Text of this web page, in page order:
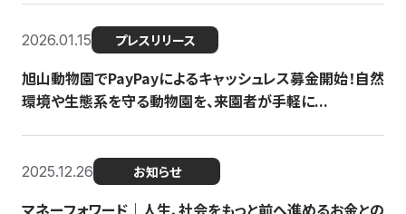
2026.01.15 プレスリリース
旭山動物園でPayPayによるキャッシュレス募金開始！自然
環境や生態系を守る動物園を、来園者が手軽に...
2025.12.26 お知らせ
マネーフォワード｜人生、社会をもっと前へ進めるお金との